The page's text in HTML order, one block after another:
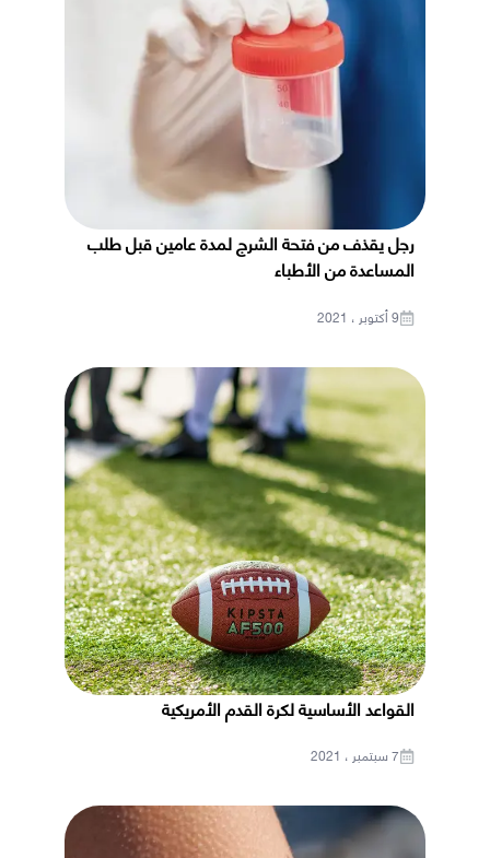
رجل يقذف من فتحة الشرج لمدة عامين قبل طلب
المساعدة من الأطباء
9 أكتوبر ، 2021
القواعد الأساسية لكرة القدم الأمريكية
7 سبتمبر ، 2021